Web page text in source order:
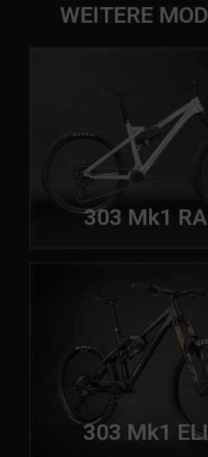
WEITERE
303 Mk1
303 Mk1